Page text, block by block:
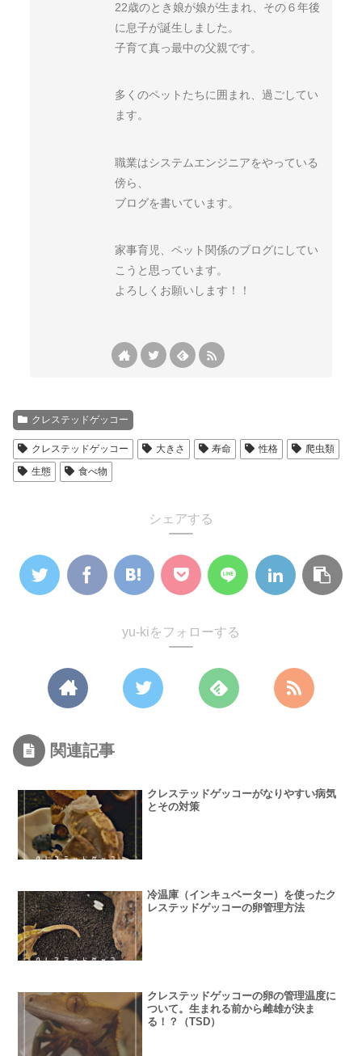
22歳のとき娘が娘が生まれ、その６年後
に息子が誕生しました。
子育て真っ最中の父親です。
多くのペットたちに囲まれ、過ごしてい
ます。
職業はシステムエンジニアをやっている
傍ら、
ブログを書いています。
家事育児、ペット関係のブログにしてい
こうと思っています。
よろしくお願いします！！
クレステッドゲッコー
クレステッドゲッコー 大きさ 寿命 性格
爬虫類
生態
食べ物
シェアする
yu-kiをフォローする
関連記事
クレステッドゲッコーがなりやすい病気
とその対策
冷温庫（インキュベーター）を使ったク
レステッドゲッコーの卵管理方法
クレステッドゲッコーの卵の管理温度に
ついて。生まれる前から雌雄が決ま
る！？（TSD）